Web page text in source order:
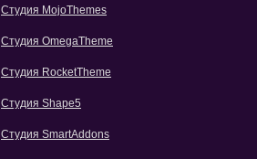
Студия MojoThemes
Студия OmegaTheme
Студия RocketTheme
Студия Shape5
Студия SmartAddons